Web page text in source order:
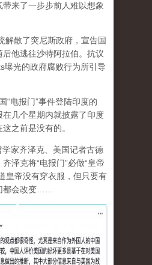
来了一步步前人难以想象
解散了突尼斯政府，宣告国
他逃往沙特阿拉伯。抗议
曝光的政府腐败行为所引导
“电报门”事件登陆印度的
在几个星期内就披露了印度
之前是没有的。
家齐泽克、美国记者古德
泽克将“电报门”必做“皇帝
皇帝没有穿衣服，但只要有
都会改变……